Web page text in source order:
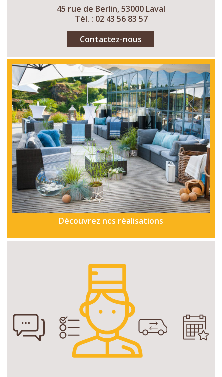
45 rue de Berlin, 53000 Laval
Tél. : 02 43 56 83 57
Contactez-nous
Découvrez nos réalisations